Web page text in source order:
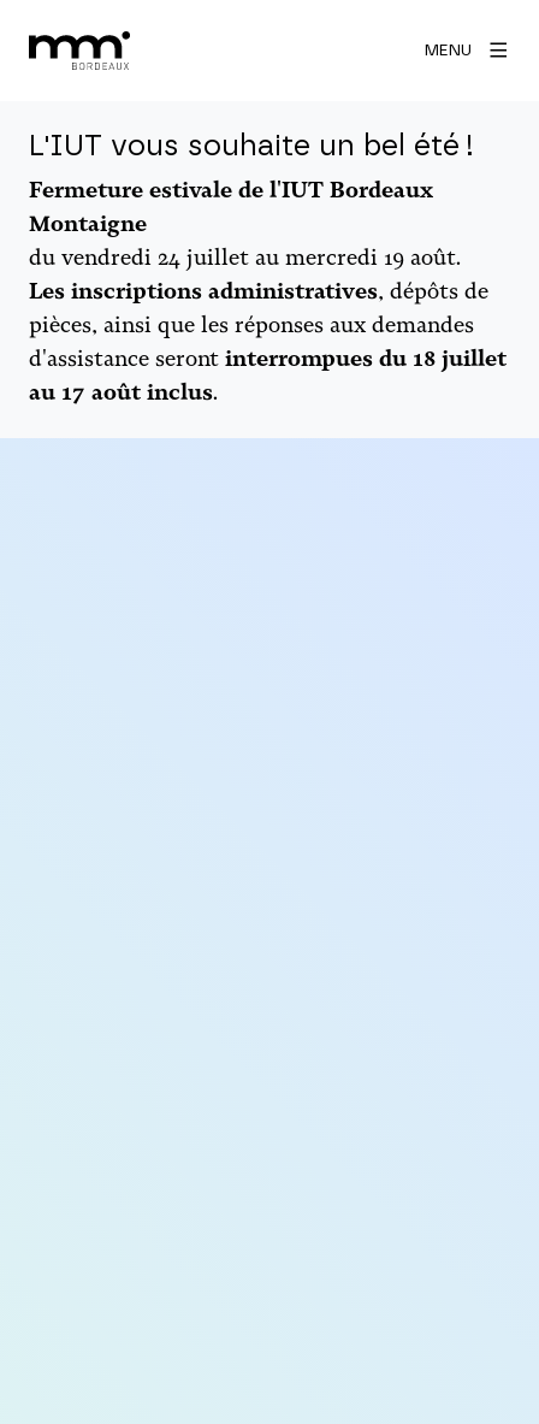
MENU
L'IUT vous souhaite un bel été !
Fermeture estivale de l'IUT Bordeaux
Montaigne
du vendredi 24 juillet au mercredi 19 août.
Les inscriptions administratives, dépôts de
pièces, ainsi que les réponses aux demandes
d'assistance seront interrompues du 18 juillet
au 17 août inclus.